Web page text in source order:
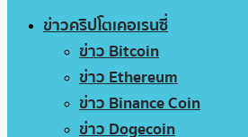
ข่าวคริปโตเคอเรนซี่
ข่าว Bitcoin
ข่าว Ethereum
ข่าว Binance Coin
ข่าว Dogecoin